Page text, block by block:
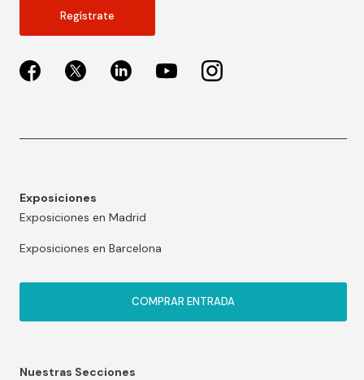
Regístrate
Exposiciones
Exposiciones en Madrid
Exposiciones en Barcelona
COMPRAR ENTRADA
Nuestras Secciones